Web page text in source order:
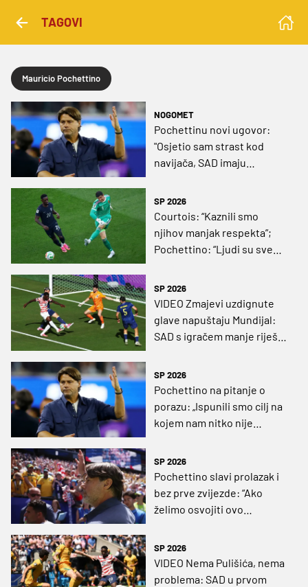
TAGOVI
Mauricio Pochettino
NOGOMET
Pochettinu novi ugovor:
"Osjetio sam strast kod
navijača, SAD imaju
SP 2026
Courtois: “Kaznili smo
njihov manjak respekta”;
Pochettino: “Ljudi su sve
SP 2026
VIDEO Zmajevi uzdignute
glave napuštaju Mundijal:
SAD s igračem manje riješio
SP 2026
Pochettino na pitanje o
porazu: „Ispunili smo cilj na
kojem nam nitko nije
SP 2026
Pochettino slavi prolazak i
bez prve zvijezde: “Ako
želimo osvojiti ovo
momčad“
SP 2026
VIDEO Nema Pulišića, nema
problema: SAD u prvom